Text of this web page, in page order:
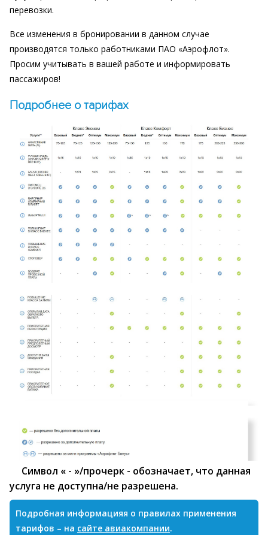
перевозки.
Все изменения в бронировании в данном случае
производятся только работниками ПАО «Аэрофлот».
Просим учитывать в вашей работе и информировать
пассажиров!
Подробнее о тарифах
Символ « - »/прочерк - обозначает, что данная
услуга не доступна/не разрешена.
Подробная информацияя о правилах применения
тарифов – на сайте авиакомпании.